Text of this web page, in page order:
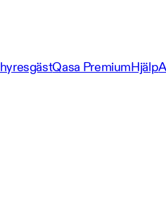
Qasa PremiumHjälp